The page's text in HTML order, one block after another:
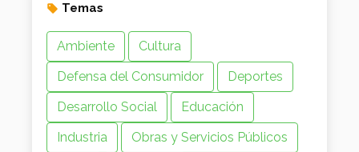
Temas
Ambiente
Cultura
Defensa del Consumidor
Deportes
Desarrollo Social
Educación
Industria
Obras y Servicios Públicos